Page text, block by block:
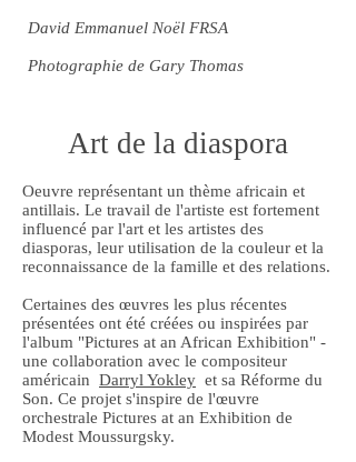
David Emmanuel Noël FRSA
Photographie de Gary Thomas
Liens connexes-
Art de la diaspora
Oeuvre représentant un thème africain et
antillais. Le travail de l'artiste est fortement
influencé par l'art et les artistes des
diasporas, leur utilisation de la couleur et la
reconnaissance de la famille et des relations.
Certaines des œuvres les plus récentes
présentées ont été créées ou inspirées par
l'album "Pictures at an African Exhibition" -
une collaboration avec le compositeur
américain Darryl Yokley et sa Réforme du
Son. Ce projet s'inspire de l'œuvre
orchestrale Pictures at an Exhibition de
Modest Moussurgsky.